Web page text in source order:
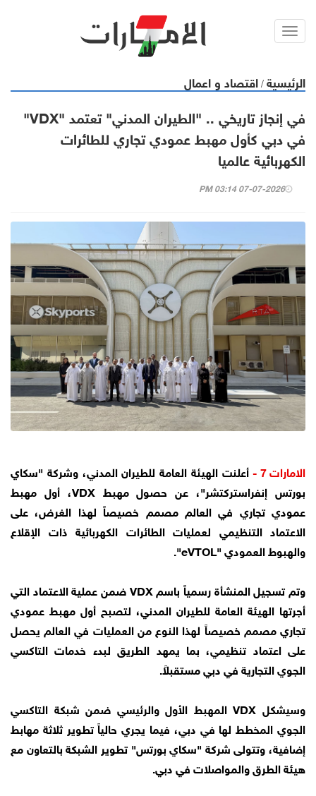
Toggl
الرئيسية / اقتصاد و اعمال
في إنجاز تاريخي .. "الطيران المدني" تعتمد "VDX"
في دبي كأول مهبط عمودي تجاري للطائرات
الكهربائية عالميا
07-07-2026 03:14 PM
الامارات 7 -
أعلنت الهيئة العامة للطيران المدني، وشركة "سكاي
بورتس إنفراستركتشر"، عن حصول مهبط VDX، أول مهبط
عمودي تجاري في العالم مصمم خصيصاً لهذا الغرض، على
الاعتماد التنظيمي لعمليات الطائرات الكهربائية ذات الإقلاع
والهبوط العمودي "eVTOL".
وتم تسجيل المنشأة رسمياً باسم VDX ضمن عملية الاعتماد التي
أجرتها الهيئة العامة للطيران المدني، لتصبح أول مهبط عمودي
تجاري مصمم خصيصاً لهذا النوع من العمليات في العالم يحصل
على اعتماد تنظيمي، بما يمهد الطريق لبدء خدمات التاكسي
الجوي التجارية في دبي مستقبلاً.
وسيشكل VDX المهبط الأول والرئيسي ضمن شبكة التاكسي
الجوي المخطط لها في دبي، فيما يجري حالياً تطوير ثلاثة مهابط
إضافية، وتتولى شركة "سكاي بورتس" تطوير الشبكة بالتعاون مع
هيئة الطرق والمواصلات في دبي.